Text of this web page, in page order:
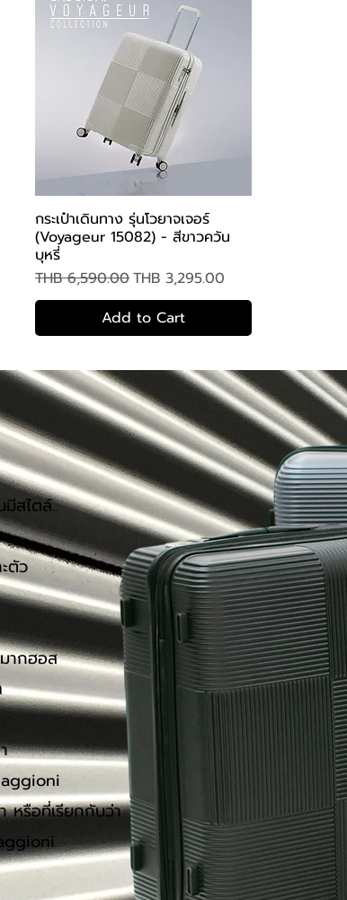
Quick View
กระเป๋าเดินทาง รุ่นโวยาจเจอร์
(Voyageur 15082) - สีขาวควัน
บุหรี่
Regular Price
THB 6,590.00Sale Price
THB 3,295.00
Add to Cart
สไตล์..
ตัว
ากฮอส
หรือที่เรียกกันว่า